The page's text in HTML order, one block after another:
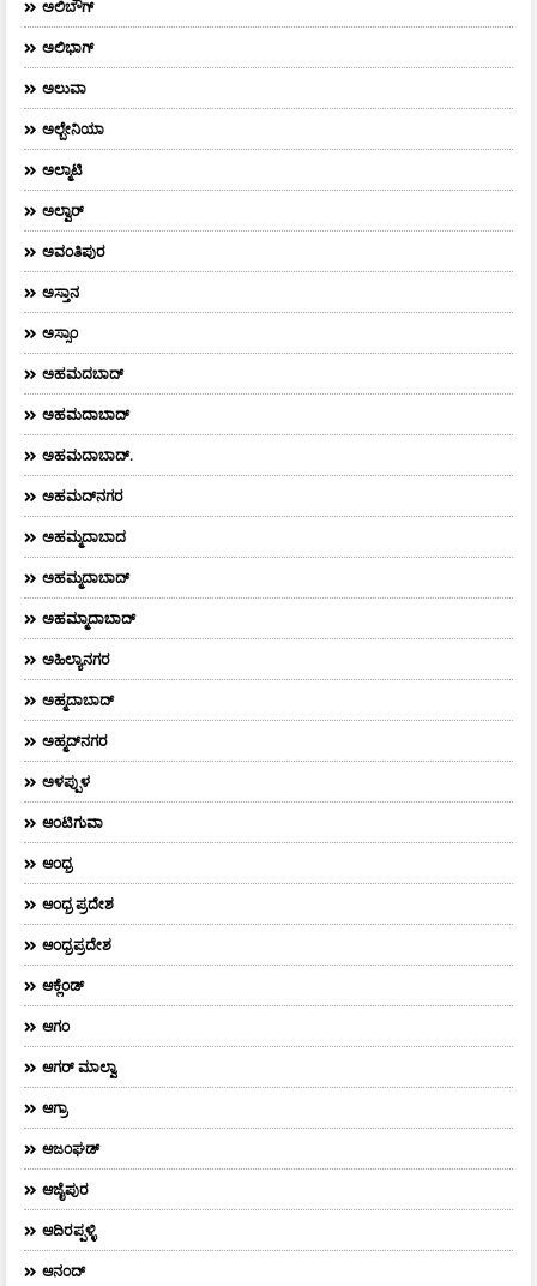
ಅಲಿಬೌಗ್
ಅಲಿಭಾಗ್
ಅಲುವಾ
ಅಲ್ಬೇನಿಯಾ
ಅಲ್ಮಾಟಿ
ಅಲ್ವಾರ್
ಅವಂತಿಪುರ
ಅಸ್ತಾನ
ಅಸ್ಸಾಂ
ಅಹಮದಬಾದ್
ಅಹಮದಾಬಾದ್
ಅಹಮದಾಬಾದ್‌.
ಅಹಮದ್‌ನಗರ
ಅಹಮ್ಮದಾಬಾದ
ಅಹಮ್ಮದಾಬಾದ್
ಅಹಮ್ಮಾದಾಬಾದ್
ಅಹಿಲ್ಯಾನಗರ
ಅಹ್ಮದಾಬಾದ್
ಅಹ್ಮದ್‌ನಗರ
ಅಳಪ್ಪುಳ
ಆಂಟಿಗುವಾ
ಆಂಧ್ರ
ಆಂಧ್ರ ಪ್ರದೇಶ
ಆಂಧ್ರಪ್ರದೇಶ
ಆಕ್ಲೆಂಡ್
ಆಗಂ
ಆಗರ್‌ ಮಾಲ್ವಾ
ಆಗ್ರಾ
ಆಜಂಘಡ್
ಆಜೈಪುರ
ಆದಿರಪ್ಪಳ್ಳಿ
ಆನಂದ್‌